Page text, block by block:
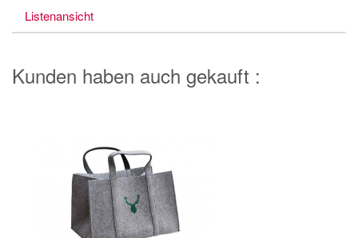
Listenansicht
Kunden haben auch gekauft :